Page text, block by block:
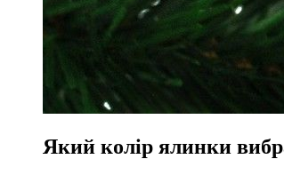
Який колір ялинки